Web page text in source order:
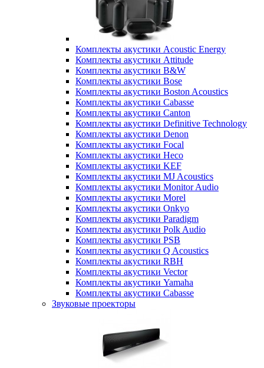
Комплекты акустики Acoustic Energy
Комплекты акустики Attitude
Комплекты акустики B&W
Комплекты акустики Bose
Комплекты акустики Boston Acoustics
Комплекты акустики Cabasse
Комплекты акустики Canton
Комплекты акустики Definitive Technology
Комплекты акустики Denon
Комплекты акустики Focal
Комплекты акустики Heco
Комплекты акустики KEF
Комплекты акустики MJ Acoustics
Комплекты акустики Monitor Audio
Комплекты акустики Morel
Комплекты акустики Onkyo
Комплекты акустики Paradigm
Комплекты акустики Polk Audio
Комплекты акустики PSB
Комплекты акустики Q Acoustics
Комплекты акустики RBH
Комплекты акустики Vector
Комплекты акустики Yamaha
Комплекты акустики Сabasse
Звуковые проекторы